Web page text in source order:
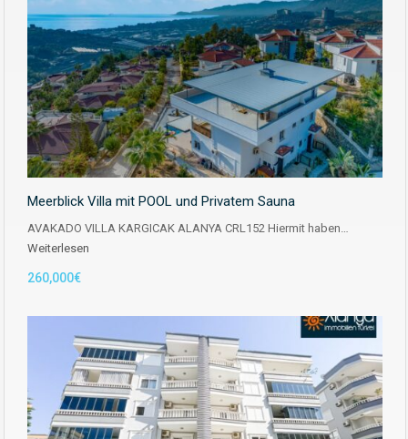
Meerblick Villa mit POOL und Privatem Sauna
AVAKADO VILLA KARGICAK ALANYA CRL152 Hiermit haben…
Weiterlesen
260,000€